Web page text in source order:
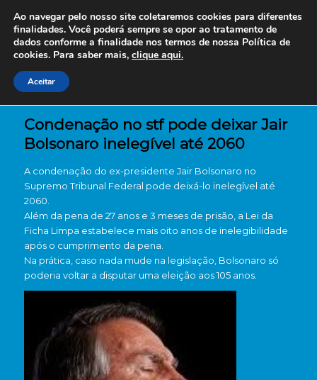
Condenação no stf pode deixar Jair
Bolsonaro inelegível até 2060
A condenação do ex-presidente Jair Bolsonaro no
Supremo Tribunal Federal pode deixá-lo inelegível até
2060.
Além da pena de 27 anos e 3 meses de prisão, a Lei da
Ficha Limpa estabelece mais oito anos de inelegibilidade
após o cumprimento da pena.
Na prática, caso nada mude na legislação, Bolsonaro só
poderia voltar a disputar uma eleição aos 105 anos.
Ao navegar pelo nosso site coletaremos cookies para diferentes
finalidades. Você poderá sempre se opor ao tratamento de
dados conforme a finalidade nos termos de nossa Política de
cookies. Para saber mais, clique aqui.
Aceitar